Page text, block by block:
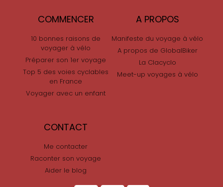
COMMENCER
10 bonnes raisons de
voyager à vélo
Préparer son 1er voyage
Top 5 des voies cyclables
en France
Voyager avec un enfant
A PROPOS
Manifeste du voyage à vélo
A propos de GlobalBiker
La Clacyclo
Meet-up voyages à vélo
CONTACT
Me contacter
Raconter son voyage
Aider le blog